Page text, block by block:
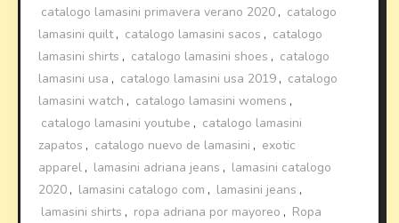
catalogo lamasini primavera verano 2020 , catalogo
lamasini quilt , catalogo lamasini sacos , catalogo
lamasini shirts , catalogo lamasini shoes , catalogo
lamasini usa , catalogo lamasini usa 2019 , catalogo
lamasini watch , catalogo lamasini womens ,
catalogo lamasini youtube , catalogo lamasini
zapatos , catalogo nuevo de lamasini , exotic
apparel , lamasini adriana jeans , lamasini catalogo
2020 , lamasini catalogo com , lamasini jeans ,
lamasini shirts , ropa adriana por mayoreo , Ropa